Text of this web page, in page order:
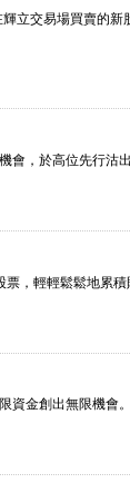
立交易場買賣的
，於高位先行沽
，輕輕鬆鬆地累積
資金創出無限機會。